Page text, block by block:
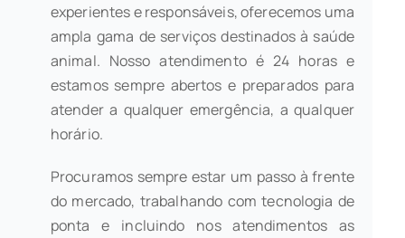
experientes e responsáveis, oferecemos uma
ampla gama de serviços destinados à saúde
animal. Nosso atendimento é 24 horas e
estamos sempre abertos e preparados para
atender a qualquer emergência, a qualquer
horário.
Procuramos sempre estar um passo à frente
do mercado, trabalhando com tecnologia de
ponta e incluindo nos atendimentos as